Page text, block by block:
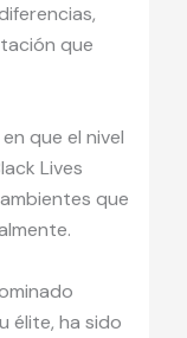
que
que el nivel
Lives
que
élite, ha sido